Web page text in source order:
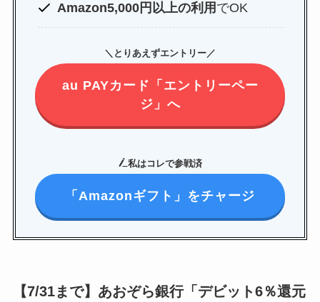
Amazon5,000円以上の利用 でOK
＼とりあえずエントリー／
au PAYカード「エントリーペー
ジ」へ
私はコレで参戦済
「Amazonギフト」をチャージ
【7/31まで】あおぞら銀行「デビット6％還元